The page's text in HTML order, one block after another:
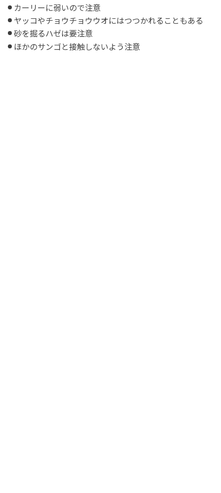
カーリーに弱いので注意
ヤッコやチョウチョウウオにはつつかれることもある
砂を掘るハゼは要注意
ほかのサンゴと接触しないよう注意